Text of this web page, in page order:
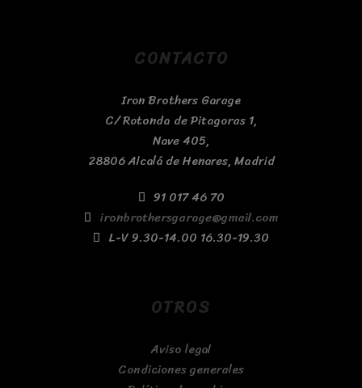
CONTACTO
Iron Brothers Garage
C/ Rotonda de Pitagoras 1,
Nave 405,
28806 Alcalá de Henares, Madrid
91 017 46 70
ironbrothersgarage@gmail.com
L-V 9.30-14.00 16.30-19.30
OTROS
Aviso legal
Condiciones generales